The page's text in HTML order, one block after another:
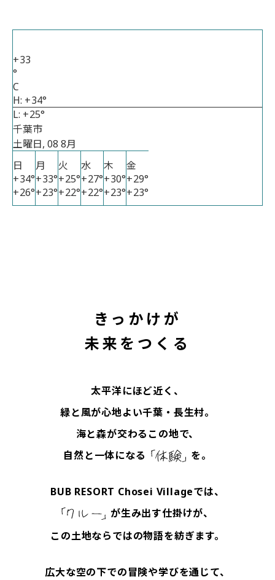
+33
°
C
H: +34°
L: +25°
千葉市
土曜日, 08 8月
日
月 火 水 木
金
+34°+33°+25°+27°+30°+29°
+26°+23°+22°+22°+23°+23°
きっかけが
未来をつくる
太平洋にほど近く、
緑と風が心地よい千葉・長生村。
海と森が交わるこの地で、
自然と一体になる
を。
BUB RESORT Chosei Villageでは、
が生み出す仕掛けが、
この土地ならではの物語を紡ぎます。
広大な空の下での冒険や学びを通じて、